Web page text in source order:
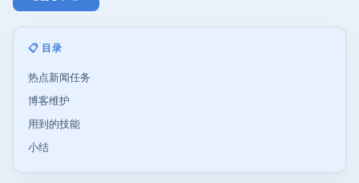
📋 目录
热点新闻任务
博客维护
用到的技能
小结